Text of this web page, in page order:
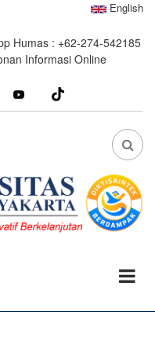
English
Humas : +62-274-542185
Informasi Online
youtube
FA